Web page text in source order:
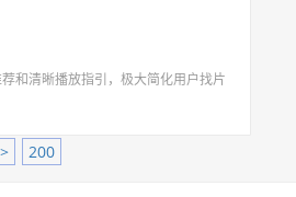
和清晰播放指引，极大简化用户找片
200